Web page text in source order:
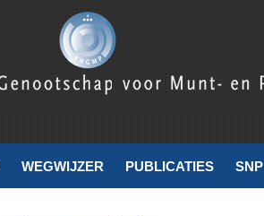
WEGWIJZER PUBLICATIES SNP